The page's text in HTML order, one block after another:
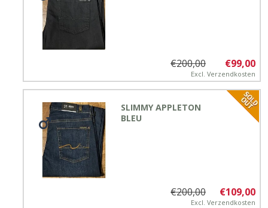
€99,00
€200,00
Excl. Verzendkosten
SLIMMY APPLETON
BLEU
€109,00
€200,00
Excl. Verzendkosten